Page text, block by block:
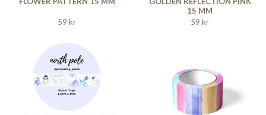
59 kr
15 MM
59 kr